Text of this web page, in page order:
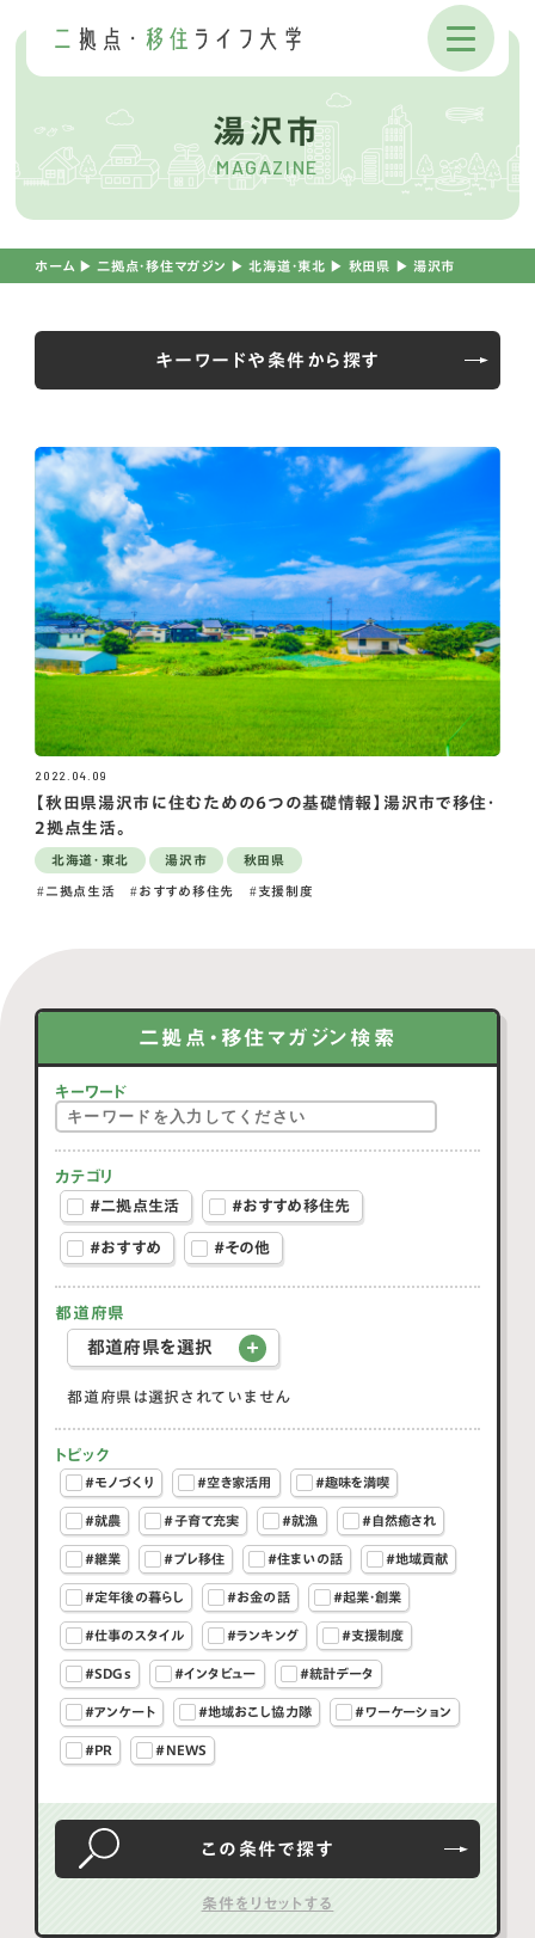
湯沢市
MAGAZINE
ホーム ▶︎ 二拠点・移住マガジン ▶︎ 北海道・東北 ▶︎ 秋田県 ▶︎ 湯沢市
キーワードや条件から探す
2022.04.09
【秋田県湯沢市に住むための6つの基礎情報】湯沢市で移住・
2拠点生活。
北海道・東北 湯沢市 秋田県
二拠点生活 おすすめ移住先 支援制度
二拠点・移住マガジン検索
キーワード
カテゴリ
#二拠点生活
#おすすめ移住先
#おすすめ #その他
都道府県
都道府県を選択
都道府県は選択されていません
トピック
#モノづくり #空き家活用 #趣味を満喫
#就農 #子育て充実 #就漁 #自然癒され
#継業 #プレ移住 #住まいの話 #地域貢献
#定年後の暮らし #お金の話 #起業・創業
#仕事のスタイル #ランキング #支援制度
#SDGs #インタビュー #統計データ
#アンケート #地域おこし協力隊 #ワーケーション
#PR #NEWS
この条件で探す